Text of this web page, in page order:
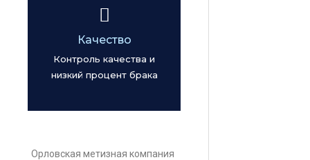
Качество
Контроль качества и
низкий процент брака
Орловская метизная компания